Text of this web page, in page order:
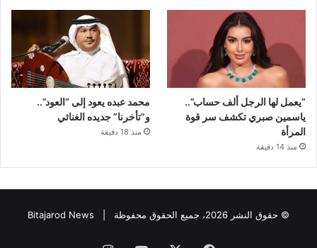
“يعمل لها الرجل ألف حساب”..
ياسمين صبري تكشف سر قوة
المرأة
منذ 14 دقيقة
محمد عبده يعود إلى “العود”..
و”تأخرنا” جديده الغنائي
منذ 18 دقيقة
© حقوق النشر 2026، جميع الحقوق محفوظة | Bitajarod News